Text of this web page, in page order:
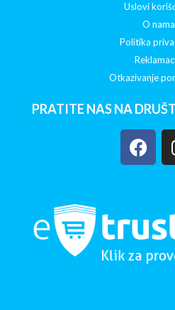
Uslovi
O nama
Politika
Otkazivanje
PRATITE NAS NA